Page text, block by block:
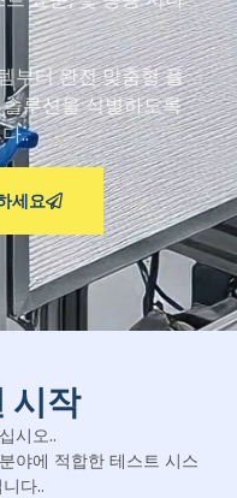
부터 완전 맞춤형 플
루션을 식별하도록
..
세요
시작
시오..
야에 적합한 테스트 시스
다..